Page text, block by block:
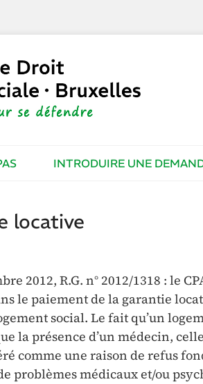
INTRODUIRE UNE
locative
2012, R.G. n° 2012/1318 : le
le paiement de la garantie
social. Le fait qu’un
la présence d’un médecin,
comme une raison de refus
problèmes médicaux et/ou